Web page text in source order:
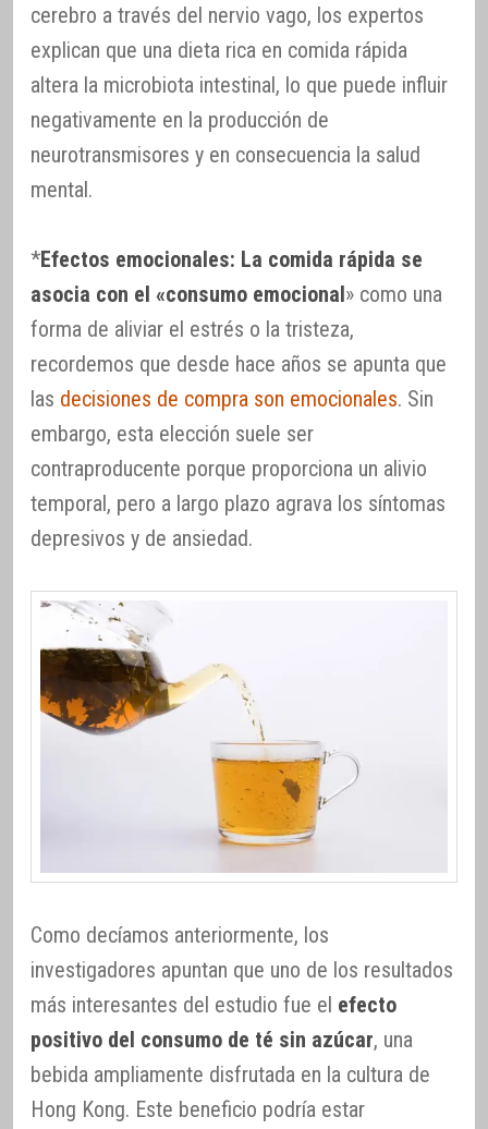
cerebro a través del nervio vago, los expertos
explican que una dieta rica en comida rápida
altera la microbiota intestinal, lo que puede influir
negativamente en la producción de
neurotransmisores y en consecuencia la salud
mental.
*Efectos emocionales: La comida rápida se
asocia con el «consumo emocional» como una
forma de aliviar el estrés o la tristeza,
recordemos que desde hace años se apunta que
las decisiones de compra son emocionales. Sin
embargo, esta elección suele ser
contraproducente porque proporciona un alivio
temporal, pero a largo plazo agrava los síntomas
depresivos y de ansiedad.
Como decíamos anteriormente, los
investigadores apuntan que uno de los resultados
más interesantes del estudio fue el efecto
positivo del consumo de té sin azúcar, una
bebida ampliamente disfrutada en la cultura de
Hong Kong. Este beneficio podría estar